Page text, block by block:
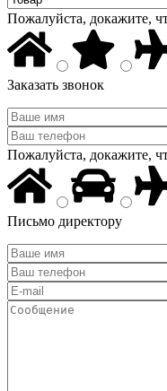
Пожалуйста, докажите,
Заказать звонок
Пожалуйста, докажите,
Письмо директору